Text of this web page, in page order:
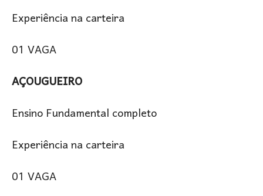
Experiência na carteira
01 VAGA
AÇOUGUEIRO
Ensino Fundamental completo
Experiência na carteira
01 VAGA